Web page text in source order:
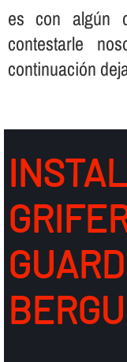
es con algún
contestarle
continuación